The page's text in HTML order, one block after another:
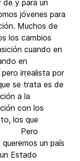
de y para un
jóvenes para
Muchos de
los cambios
cuando en
en
irrealista por
se trata es de
a la
con los
los que
Pero
un país
Estado